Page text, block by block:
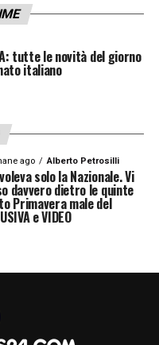
tutte le novità del giorno
italiano
ago Alberto Petrosilli
solo la Nazionale. Vi
davvero dietro le quinte
Primavera male del
e VIDEO